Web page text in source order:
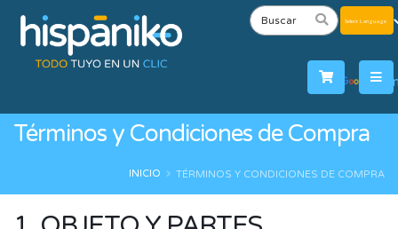
by
Términos y Condiciones de Compra
INICIO TÉRMINOS Y CONDICIONES DE COMPRA